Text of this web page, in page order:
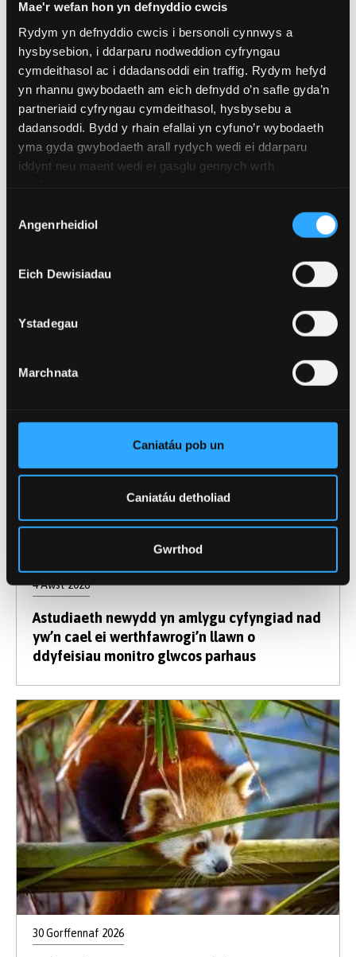
Mae'r wefan hon yn defnyddio cwcis
Rydym yn defnyddio cwcis i bersonoli cynnwys a
hysbysebion, i ddarparu nodweddion cyfryngau
cymdeithasol ac i ddadansoddi ein traffig. Rydym hefyd
yn rhannu gwybodaeth am eich defnydd o’n safle gyda’n
partneriaid cyfryngau cymdeithasol, hysbysebu a
dadansoddi. Bydd y rhain efallai yn cyfuno’r wybodaeth
yma gyda gwybodaeth arall rydych wedi ei ddarparu
iddynt neu maent wedi ei gasglu gennych wrth
Caniatâd
Angenrheidiol
Eich Dewisiadau
Ystadegau
Marchnata
Caniatáu pob un
Caniatáu detholiad
Gwrthod
4 Awst 2026
Academydd o Ysgol Feddygol Gogledd Cymru
wedi'i ethol yn Gymrawd Cymdeithas America
4 Awst 2026
Astudiaeth newydd yn amlygu cyfyngiad nad
yw’n cael ei werthfawrogi’n llawn o
ddyfeisiau monitro glwcos parhaus
30 Gorffennaf 2026